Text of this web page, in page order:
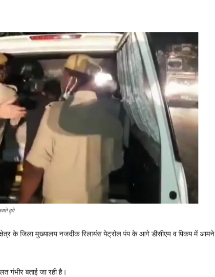
हुये
के जिला मुख्यालय नजदीक रिलायंस पेट्रोल पंप के आगे डीसीएम व पिकप में आमने
गंभीर बताई जा रही है।